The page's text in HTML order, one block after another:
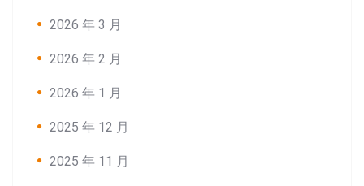
2026 年 3 月
2026 年 2 月
2026 年 1 月
2025 年 12 月
2025 年 11 月